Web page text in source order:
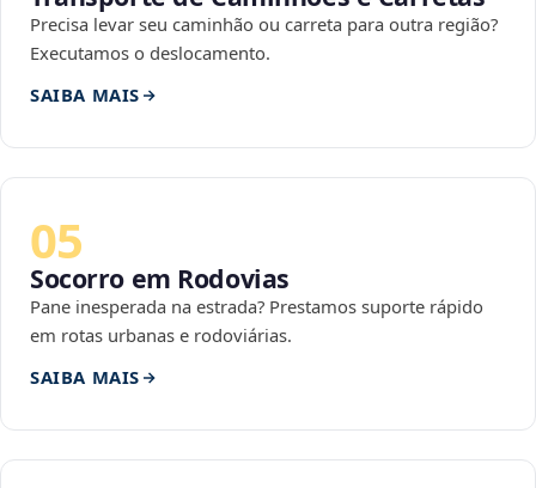
Precisa levar seu caminhão ou carreta para outra região?
Executamos o deslocamento.
SAIBA MAIS
05
Socorro em Rodovias
Pane inesperada na estrada? Prestamos suporte rápido
em rotas urbanas e rodoviárias.
SAIBA MAIS